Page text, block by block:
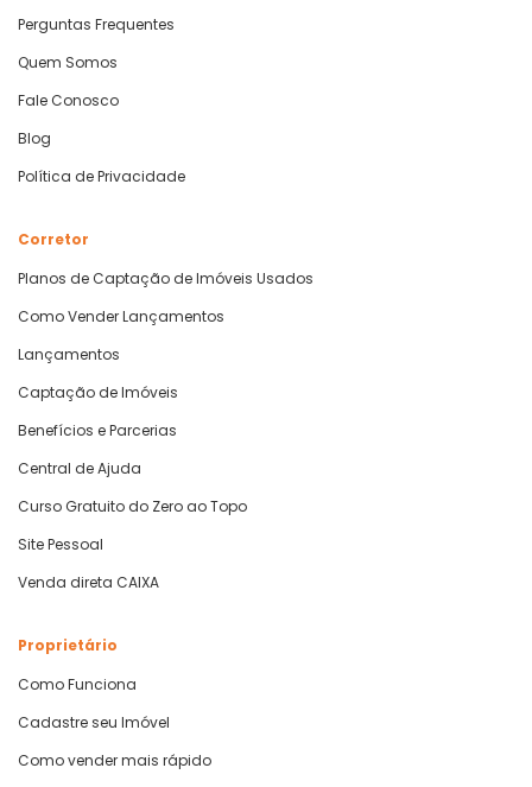
Perguntas Frequentes
Quem Somos
Fale Conosco
Blog
Política de Privacidade
Corretor
Planos de Captação de Imóveis Usados
Como Vender Lançamentos
Lançamentos
Captação de Imóveis
Benefícios e Parcerias
Central de Ajuda
Curso Gratuito do Zero ao Topo
Site Pessoal
Venda direta CAIXA
Proprietário
Como Funciona
Cadastre seu Imóvel
Como vender mais rápido